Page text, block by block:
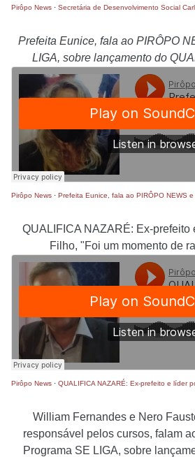
Pirôpo News · Secretária de Desenvolvimento Social
Prefeita Eunice, fala ao PIRÔPO
LIGA, sobre lançamento do
Pirôpo News · Prefeita Eunice, fala ao PIRÔPO NEWS e Programa SE
QUALIFICA NAZARÉ: Ex-prefeito
Filho, "Foi um momento de
Pirôpo News · QUALIFICA NAZARÉ: Ex-prefeito e líder político Isaac
William Fernandes e Nero
responsável pelos cursos, falam
Programa SE LIGA, sobre